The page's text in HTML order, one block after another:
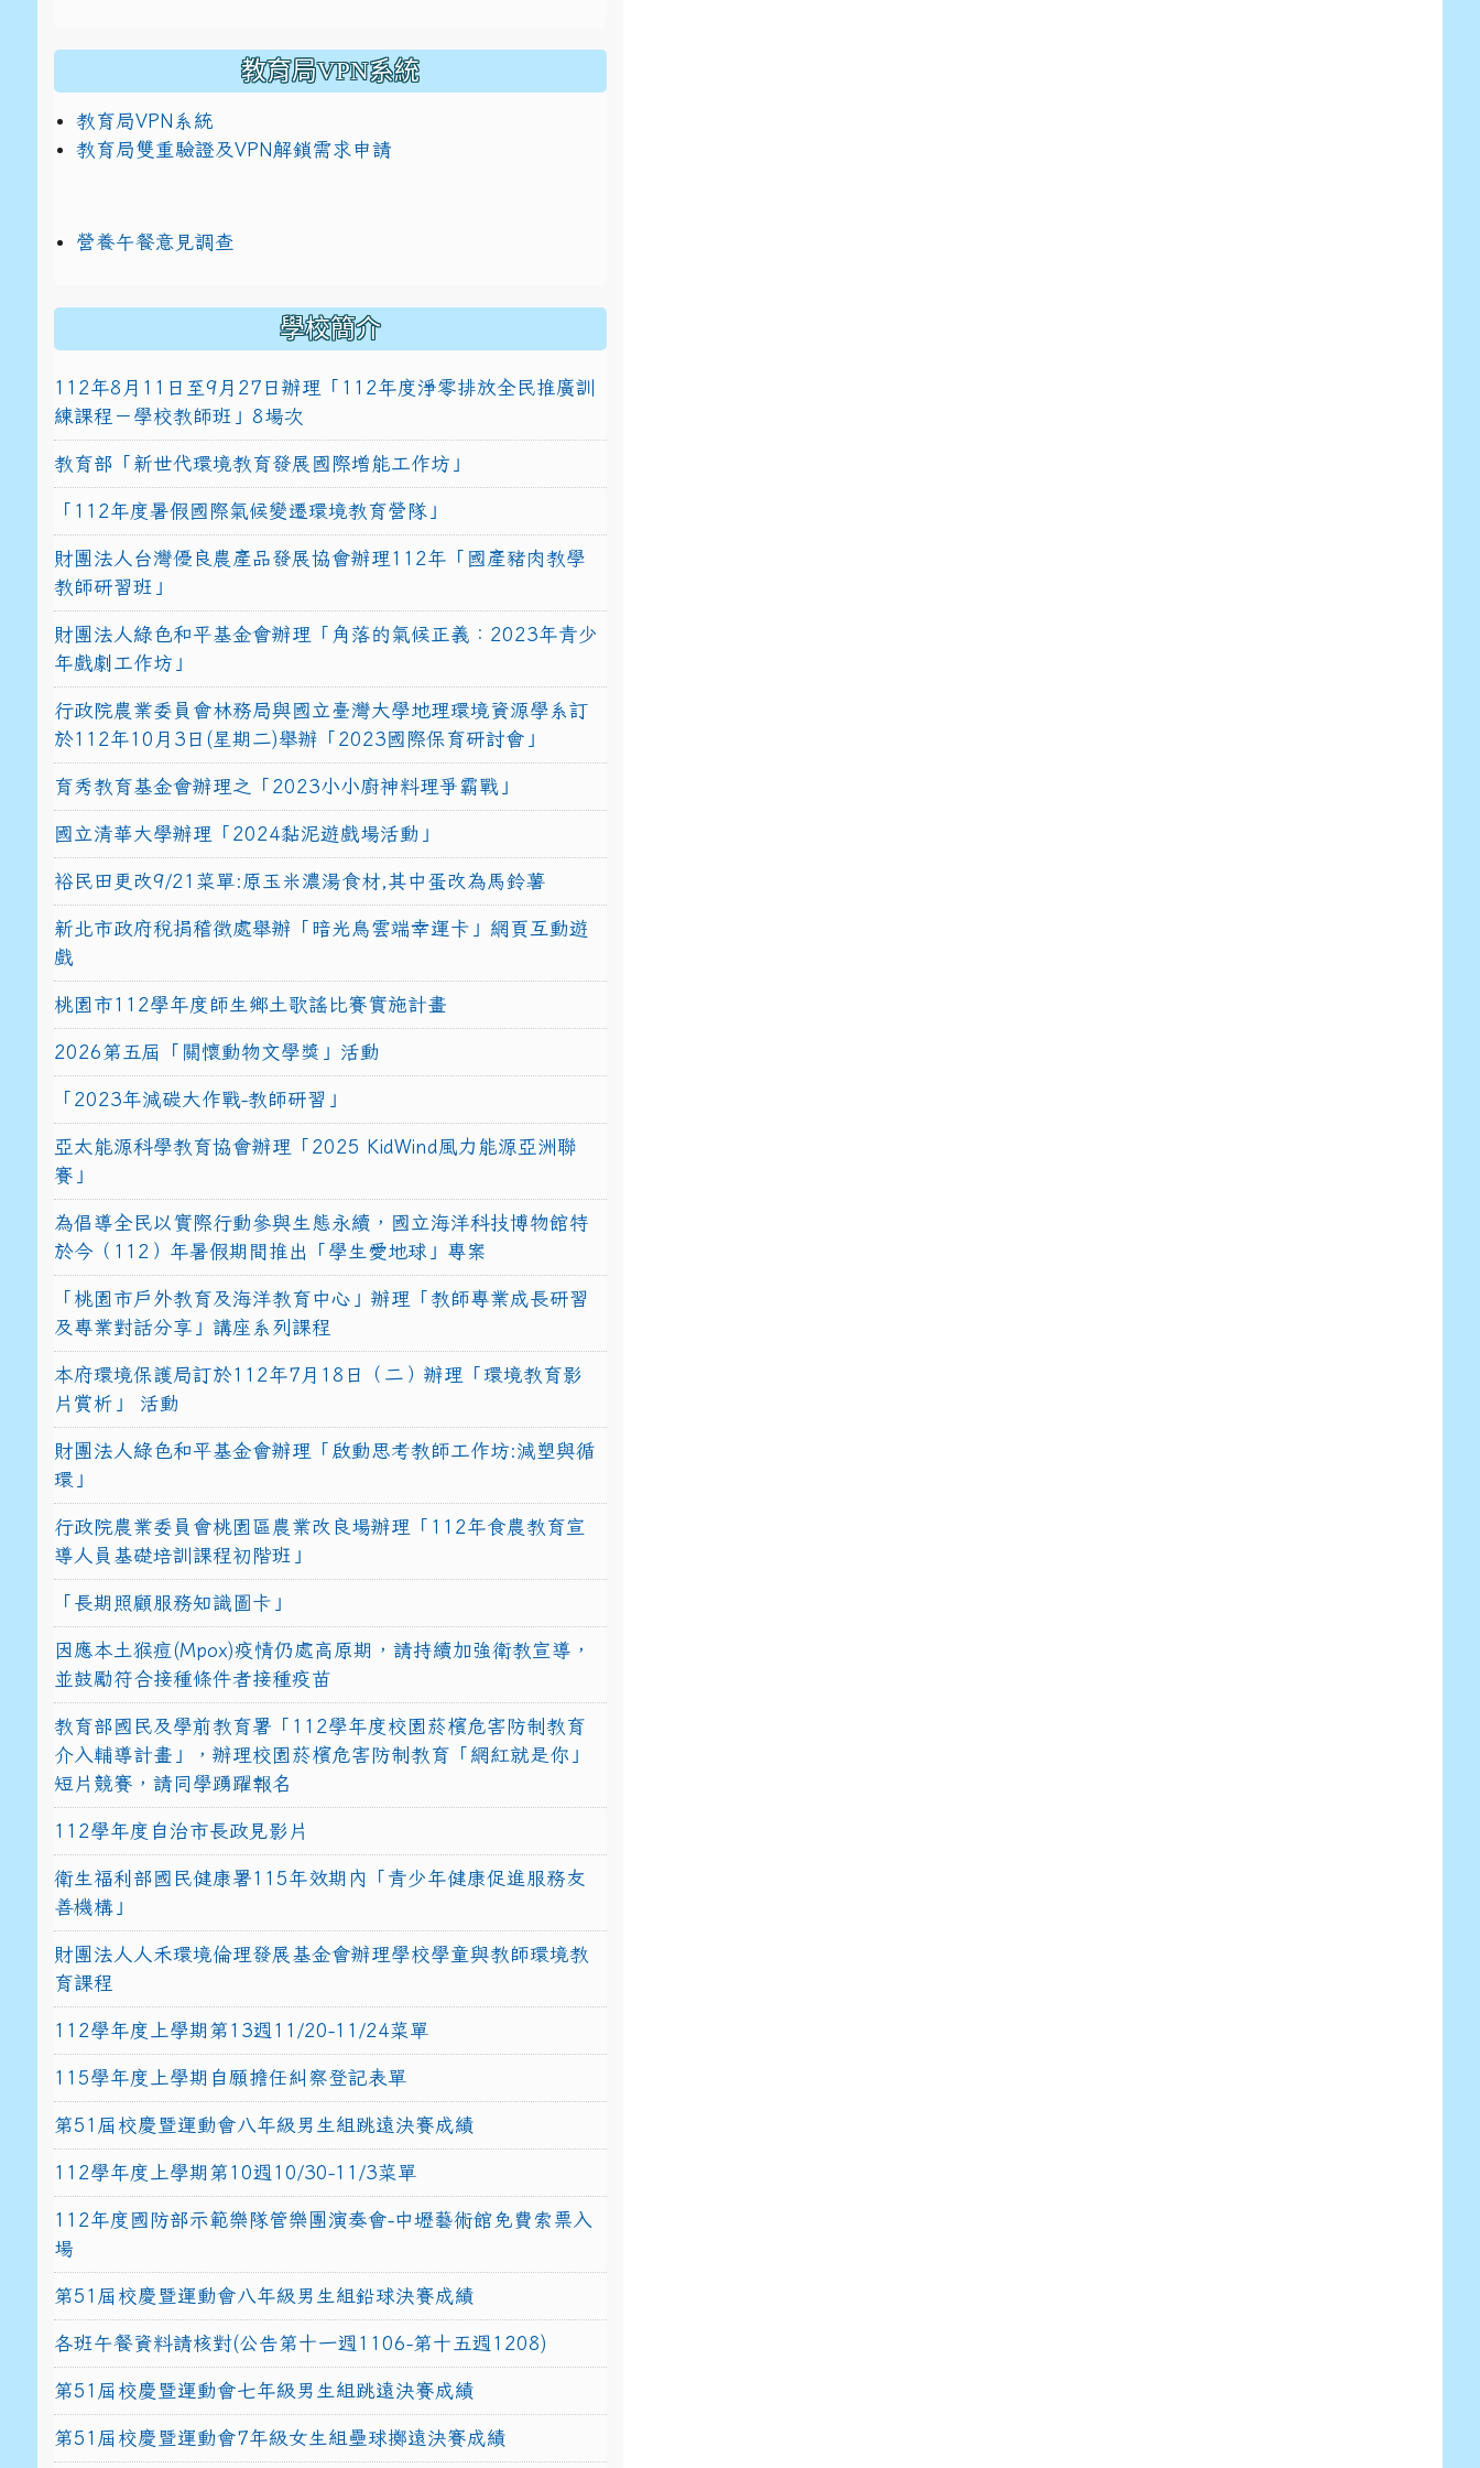
教育局VPN系統
教育局VPN系統
教育局雙重驗證及VPN解鎖需求申請
營養午餐意見調查
學校簡介
112年8月11日至9月27日辦理「112年度淨零排放全民推廣訓
練課程－學校教師班」8場次
教育部「新世代環境教育發展國際增能工作坊」
「112年度暑假國際氣候變遷環境教育營隊」
財團法人台灣優良農產品發展協會辦理112年「國產豬肉教學
教師研習班」
財團法人綠色和平基金會辦理「角落的氣候正義：2023年青少
年戲劇工作坊」
行政院農業委員會林務局與國立臺灣大學地理環境資源學系訂
於112年10月3日(星期二)舉辦「2023國際保育研討會」
育秀教育基金會辦理之「2023小小廚神料理爭霸戰」
國立清華大學辦理「2024黏泥遊戲場活動」
裕民田更改9/21菜單:原玉米濃湯食材,其中蛋改為馬鈴薯
新北市政府稅捐稽徵處舉辦「暗光鳥雲端幸運卡」網頁互動遊
戲
桃園市112學年度師生鄉土歌謠比賽實施計畫
2026第五屆「關懷動物文學獎」活動
「2023年減碳大作戰-教師研習」
亞太能源科學教育協會辦理「2025 KidWind風力能源亞洲聯
賽」
為倡導全民以實際行動參與生態永續，國立海洋科技博物館特
於今（112）年暑假期間推出「學生愛地球」專案
「桃園市戶外教育及海洋教育中心」辦理「教師專業成長研習
及專業對話分享」講座系列課程
本府環境保護局訂於112年7月18日（二）辦理「環境教育影
片賞析」 活動
財團法人綠色和平基金會辦理「啟動思考教師工作坊:減塑與循
環」
行政院農業委員會桃園區農業改良場辦理「112年食農教育宣
導人員基礎培訓課程初階班」
「長期照顧服務知識圖卡」
因應本土猴痘(Mpox)疫情仍處高原期，請持續加強衛教宣導，
並鼓勵符合接種條件者接種疫苗
教育部國民及學前教育署「112學年度校園菸檳危害防制教育
介入輔導計畫」，辦理校園菸檳危害防制教育「網紅就是你」
短片競賽，請同學踴躍報名
112學年度自治市長政見影片
衛生福利部國民健康署115年效期內「青少年健康促進服務友
善機構」
財團法人人禾環境倫理發展基金會辦理學校學童與教師環境教
育課程
112學年度上學期第13週11/20-11/24菜單
115學年度上學期自願擔任糾察登記表單
第51屆校慶暨運動會八年級男生組跳遠決賽成績
112學年度上學期第10週10/30-11/3菜單
112年度國防部示範樂隊管樂團演奏會-中壢藝術館免費索票入
場
第51屆校慶暨運動會八年級男生組鉛球決賽成績
各班午餐資料請核對(公告第十一週1106-第十五週1208)
第51屆校慶暨運動會七年級男生組跳遠決賽成績
第51屆校慶暨運動會7年級女生組壘球擲遠決賽成績